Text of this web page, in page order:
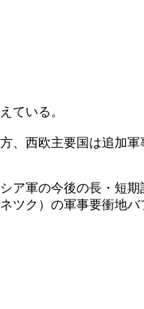
ている。
西欧主要国は追加軍
ア軍の今後の長・短
ツク）の軍事要衝地